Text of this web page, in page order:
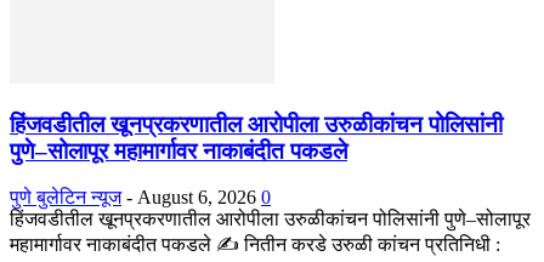
हिंजवडीतील खूनप्रकरणातील आरोपीला उरुळीकांचन पोलिसांनी
पुणे–सोलापूर महामार्गावर नाकाबंदीत पकडले
पुणे बुलेटिन न्यूज - August 6, 2026 0
हिंजवडीतील खूनप्रकरणातील आरोपीला उरुळीकांचन पोलिसांनी पुणे–सोलापूर
महामार्गावर नाकाबंदीत पकडले ✍️ नितीन करडे उरुळी कांचन प्रतिनिधी :